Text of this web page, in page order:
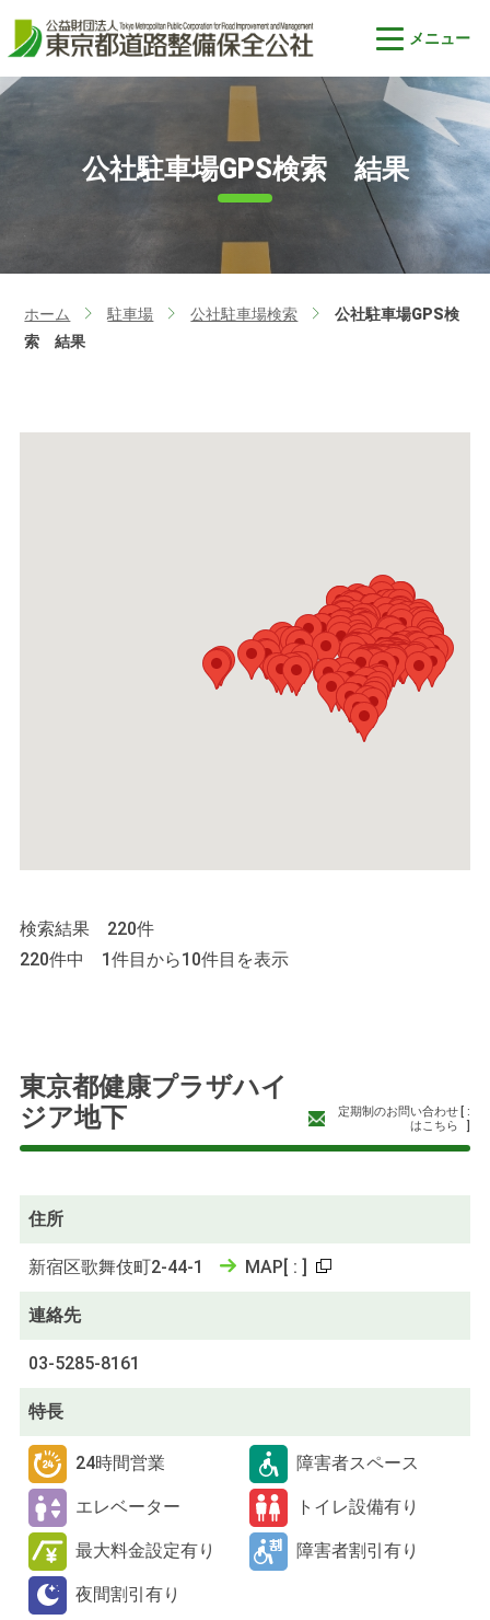
公社駐車場GPS検索 結果
ホーム
駐車場
公社駐車場検索
公社駐車場GPS検
索 結果
検索結果 220件
220件中 1件目から10件目を表示
東京都健康プラザハイ
ジア地下
定期制のお問い合わせ
はこちら
:
住所
新宿区歌舞伎町2-44-1 MAP [ :]
連絡先
03-5285-8161
特長
24時間営業 障害者スペース
エレベーター トイレ設備有り
最大料金設定有り 障害者割引有り
夜間割引有り